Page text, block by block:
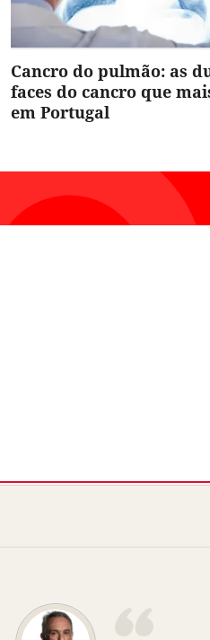
Cancro do pulmão: as
faces do cancro que
em Portugal